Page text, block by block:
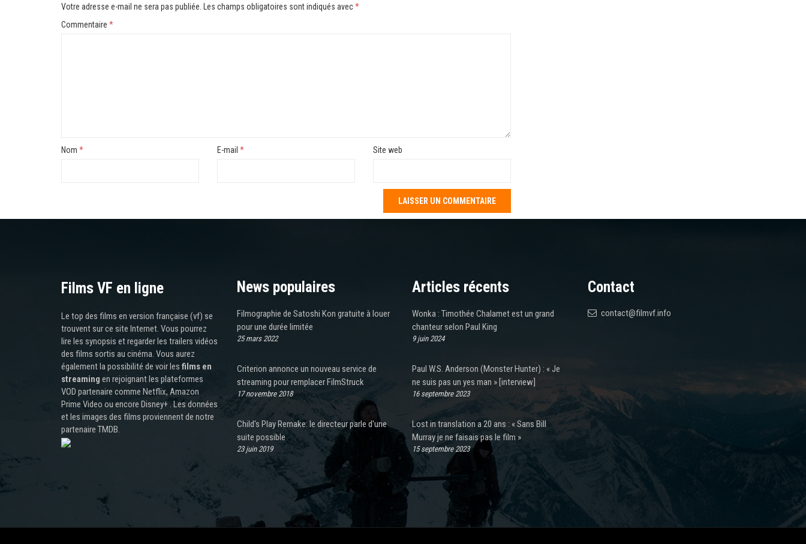
Votre adresse e-mail ne sera pas publiée. Les champs obligatoires sont indiqués avec*
Commentaire *
Nom * E-mail * Site web
Films VF en ligne
Le top des films en version française (vf) se
trouvent sur ce site Internet. Vous pourrez
lire les synopsis et regarder les trailers vidéos
des films sortis au cinéma. Vous aurez
également la possibilité de voir les films en
streaming en rejoignant les plateformes
VOD partenaire comme Netflix, Amazon
Prime Video ou encore Disney+ . Les données
et les images des films proviennent de notre
partenaire TMDB.
News populaires
Filmographie de Satoshi Kon gratuite à louer
pour une durée limitée
25 mars 2022
Criterion annonce un nouveau service de
streaming pour remplacer FilmStruck
17 novembre 2018
Child's Play Remake: le directeur parle d'une
suite possible
23 juin 2019
Articles récents
Wonka : Timothée Chalamet est un grand
chanteur selon Paul King
9 juin 2024
Paul W.S. Anderson (Monster Hunter) : « Je
ne suis pas un yes man » [interview]
16 septembre 2023
Lost in translation a 20 ans : « Sans Bill
Murray je ne faisais pas le film »
15 septembre 2023
Contact
contact@filmvf.info